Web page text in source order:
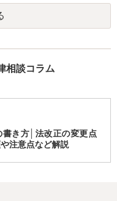
難しい案件であり、公開の
に思われますので、資料等
とをお勧めします。
相談コラム
書き方│法改正の変更点
注意点など解説